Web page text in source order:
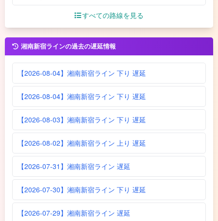
すべての路線を見る
湘南新宿ラインの過去の遅延情報
【2026-08-04】湘南新宿ライン 下り 遅延
【2026-08-04】湘南新宿ライン 下り 遅延
【2026-08-03】湘南新宿ライン 下り 遅延
【2026-08-02】湘南新宿ライン 上り 遅延
【2026-07-31】湘南新宿ライン 遅延
【2026-07-30】湘南新宿ライン 下り 遅延
【2026-07-29】湘南新宿ライン 遅延